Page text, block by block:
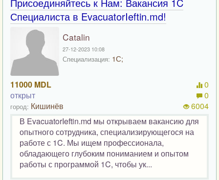
Специалиста в EvacuatorIeftin.md!
Catalin
27-12-2023 10:08
Специализация: 1С;
11000 MDL
открыт
город: Кишинёв
0
0
6004
В EvacuatorIeftin.md мы открываем вакансию для
опытного сотрудника, специализирующегося на
работе с 1C. Мы ищем профессионала,
обладающего глубоким пониманием и опытом
работы с программой 1C, чтобы ук...